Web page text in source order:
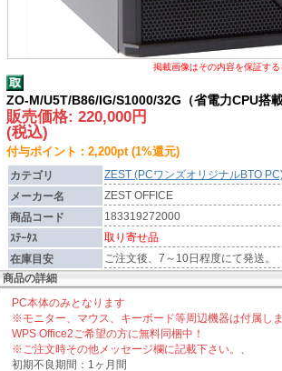
掲載画像はその内容を保証す
ZO-M/U5T/B86/IG/S1000/32G（省電力CPU搭載
販売価格: 220,000円
(税込)
付与ポイント : 2,200pt (1%還元)
カテゴリ ZEST (PCワンズオリジナルBTO
メーカー名
ZEST OFFICE
商品コード
183319272000
ｽﾃｰﾀｽ
取り寄せ品
在庫目安
ご注文後、7～10日程度にて発送。
商品の詳細
PC本体のみとなります
※モニター、マウス、キーボード等周辺機器は付属しま
WPS Office2ご希望の方に無料同梱中！
※ご注文時その他メッセージ欄に記載下さい。
初期不良期間：1ヶ月間